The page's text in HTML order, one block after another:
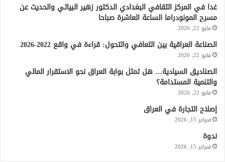
غدا في المركز الثقافي البغدادي الدكتور زهير البياتي والحديث عن
مسرح المونودراما الساعة العاشرة صباحا
مايو 22, 2026
الصناعة العراقية بين التعافي والتحول: قراءة في واقع 2022-2026
مايو 22, 2026
الصناديق السيادية… هل تمثل بوابة العراق نحو الاستقرار المالي
والتنمية المستدامة؟
مايو 22, 2026
إصلاح التجارة في العراق
فبراير 15, 2026
ندوة
فبراير 15, 2026